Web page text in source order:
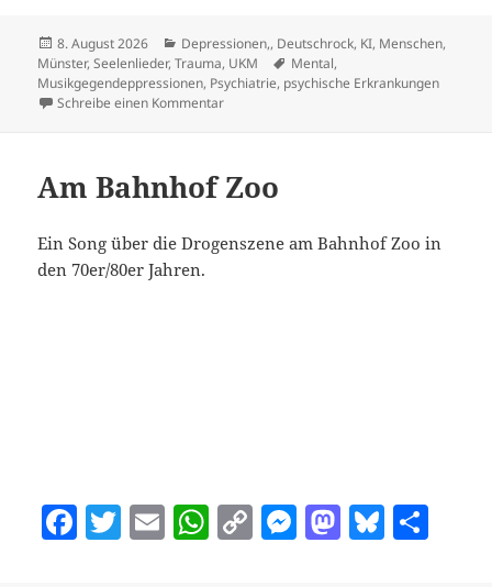
e
b
o
k
erl s
A
p
y
Li
se
n
g
to
d
o
k
y
n
Veröffentlicht
am
8. August 2026 Kategorien
Depressionen,, Deutschrock, KI, Menschen,
Münster,Seelenlieder,Trauma, UKM Schlagwörter
Mental,
Musikgegendeppressionen, Psychiatrie, psychische Erkrankungen
Schreibe einen Kommentarzu Ich kann es nicht verstehen
Am Bahnhof Zoo
Ein Song über die Drogenszene am Bahnhof Zoo in
den 70er/80er Jahren.
F T E W C M M Bl